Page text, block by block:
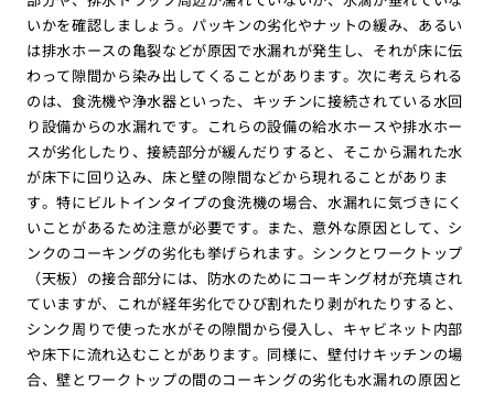
いかを確認しましょう。パッキンの劣化やナットの緩み、あるい
は排水ホースの亀裂などが原因で水漏れが発生し、それが床に伝
わって隙間から染み出してくることがあります。次に考えられる
のは、食洗機や浄水器といった、キッチンに接続されている水回
り設備からの水漏れです。これらの設備の給水ホースや排水ホー
スが劣化したり、接続部分が緩んだりすると、そこから漏れた水
が床下に回り込み、床と壁の隙間などから現れることがありま
す。特にビルトインタイプの食洗機の場合、水漏れに気づきにく
いことがあるため注意が必要です。また、意外な原因として、シ
ンクのコーキングの劣化も挙げられます。シンクとワークトップ
（天板）の接合部分には、防水のためにコーキング材が充填され
ていますが、これが経年劣化でひび割れたり剥がれたりすると、
シンク周りで使った水がその隙間から侵入し、キャビネット内部
や床下に流れ込むことがあります。同様に、壁付けキッチンの場
合、壁とワークトップの間のコーキングの劣化も水漏れの原因と